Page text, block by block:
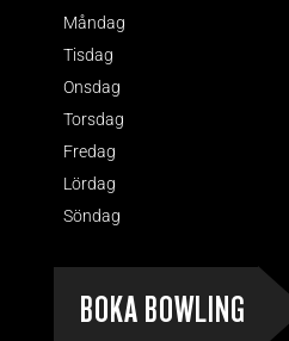
Måndag
Tisdag
Onsdag
Torsdag
Fredag
Lördag
Söndag
BOKA BOWLING